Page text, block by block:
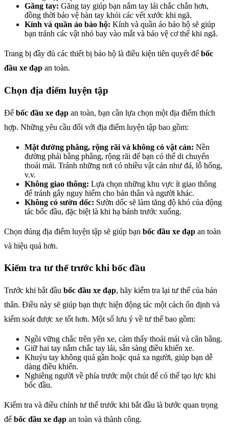
Găng tay: Găng tay giúp bạn nắm tay lái chắc chắn hơn,
đồng thời bảo vệ bàn tay khỏi các vết xước khi ngã.
Kính và quần áo bảo hộ: Kính và quần áo bảo hộ sẽ giúp
bạn tránh các vật nhỏ bay vào mắt và bảo vệ cơ thể khi ngã.
Trang bị đầy đủ các thiết bị bảo hộ là điều kiện tiên quyết để bốc
đầu xe đạp an toàn.
Chọn địa điểm luyện tập
Để bốc đầu xe đạp an toàn, bạn cần lựa chọn một địa điểm thích
hợp. Những yêu cầu đối với địa điểm luyện tập bao gồm:
Mặt đường phẳng, rộng rãi và không có vật cản: Nền
đường phải bằng phẳng, rộng rãi để bạn có thể di chuyển
thoải mái. Tránh những nơi có nhiều vật cản như đá, lỗ hổng,
v.v.
Không giao thông: Lựa chọn những khu vực ít giao thông
để tránh gây nguy hiểm cho bản thân và người khác.
Không có sườn dốc: Sườn dốc sẽ làm tăng độ khó của động
tác bốc đầu, đặc biệt là khi hạ bánh trước xuống.
Chọn đúng địa điểm luyện tập sẽ giúp bạn bốc đầu xe đạp an toàn
và hiệu quả hơn.
Kiểm tra tư thế trước khi bốc đầu
Trước khi bắt đầu bốc đầu xe đạp, hãy kiểm tra lại tư thế của bản
thân. Điều này sẽ giúp bạn thực hiện động tác một cách ổn định và
kiểm soát được xe tốt hơn. Một số lưu ý về tư thế bao gồm:
Ngồi vững chắc trên yên xe, cảm thấy thoải mái và cân bằng.
Giữ hai tay nắm chắc tay lái, sẵn sàng điều khiển xe.
Khuỷu tay không quá gần hoặc quá xa người, giúp bạn dễ
dàng điều khiển.
Nghiêng người về phía trước một chút để có thể tạo lực khi
bốc đầu.
Kiểm tra và điều chỉnh tư thế trước khi bắt đầu là bước quan trọng
để bốc đầu xe đạp an toàn và thành công.